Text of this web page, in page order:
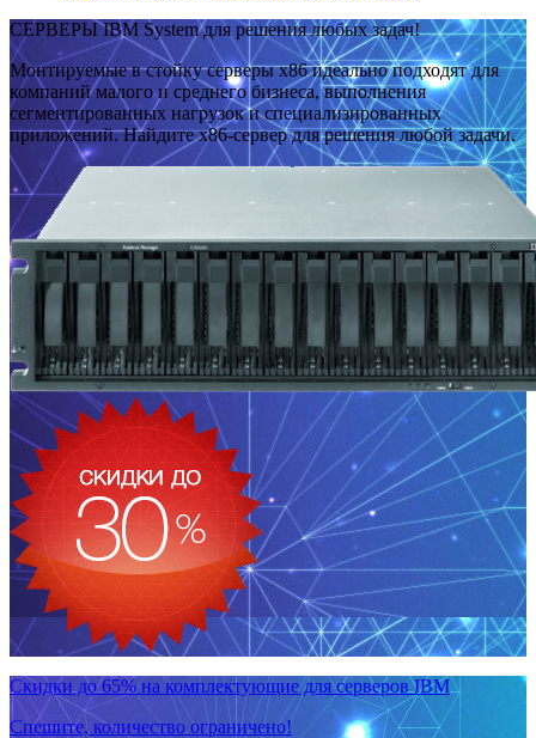
СЕРВЕРЫ IBM System для решения любых задач!
Монтируемые в стойку серверы x86 идеально подходят для
компаний малого и среднего бизнеса, выполнения
сегментированных нагрузок и специализированных
приложений. Найдите x86-сервер для решения любой задачи.
Скидки до 65% на комплектующие для серверов IBM
Спешите, количество ограничено!